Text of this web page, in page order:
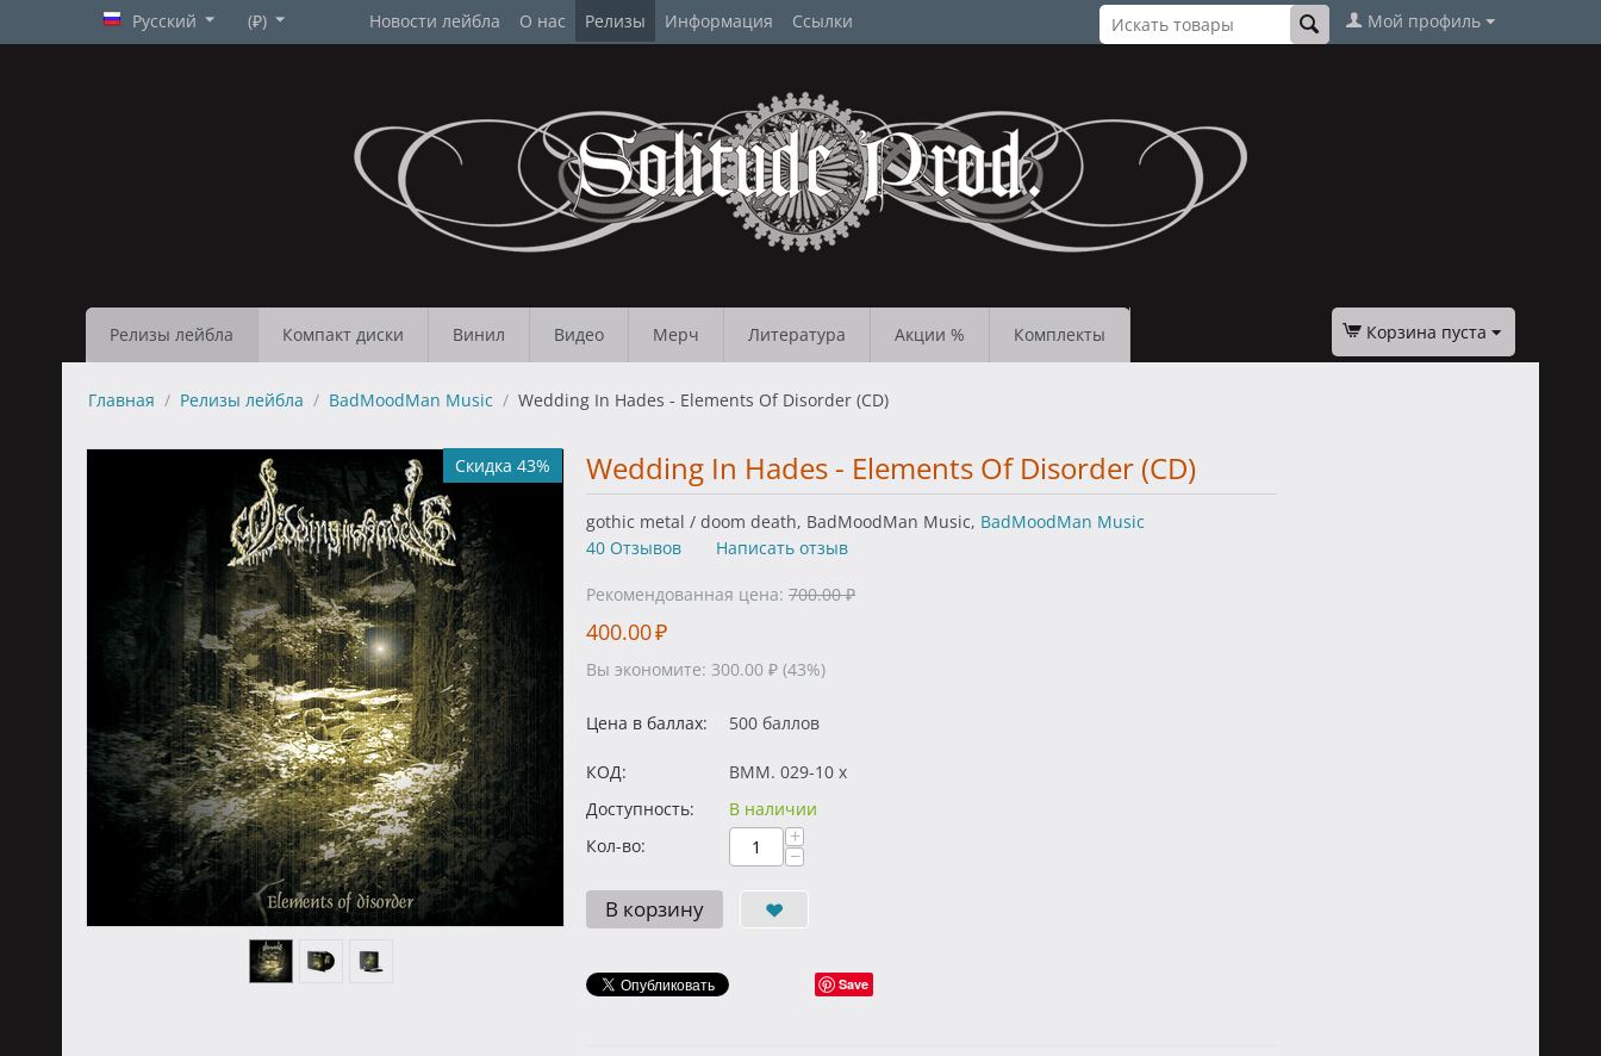
Русский (₽) Новости лейбла О нас Релизы Информация Ссылки Мой профиль
Релизы лейбла Компакт диски Винил Видео Мерч Литература Акции % Комплекты Корзина пуста
Главная / Релизы лейбла / BadMoodMan Music / Wedding In Hades - Elements Of Disorder (CD)
Скидка 43% Wedding In Hades - Elements Of Disorder (CD)
gothic metal / doom death, BadMoodMan Music, BadMoodMan Music
40 Отзывов
Написать отзыв
Рекомендованная цена: 700.00 ₽
400.00₽
Вы экономите: 300.00 ₽ (43%)
Цена в баллах: 500 баллов
КОД:
BMM. 029-10 x
Доступность:
В наличии
Кол-во:
+
−
В корзину
Save